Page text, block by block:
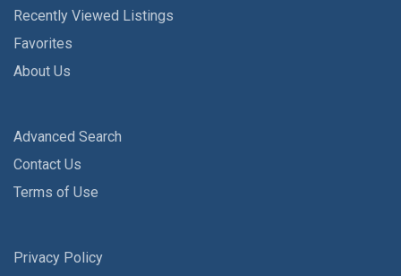
Recently Viewed Listings
Favorites
About Us
Advanced Search
Contact Us
Terms of Use
Privacy Policy